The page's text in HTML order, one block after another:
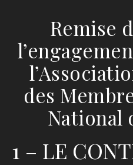
Remise
des
National
1 – LE